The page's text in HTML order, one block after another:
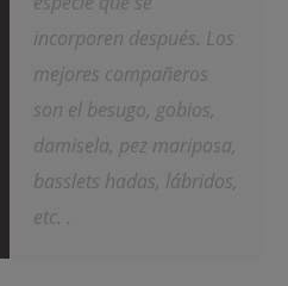
incorporen después. Los
mejores compañeros
son el besugo, gobios,
damisela, pez mariposa,
basslets hadas, lábridos,
etc. .